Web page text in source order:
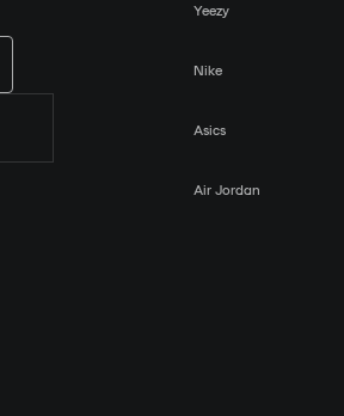
Yeezy
Nike
Asics
Air Jordan